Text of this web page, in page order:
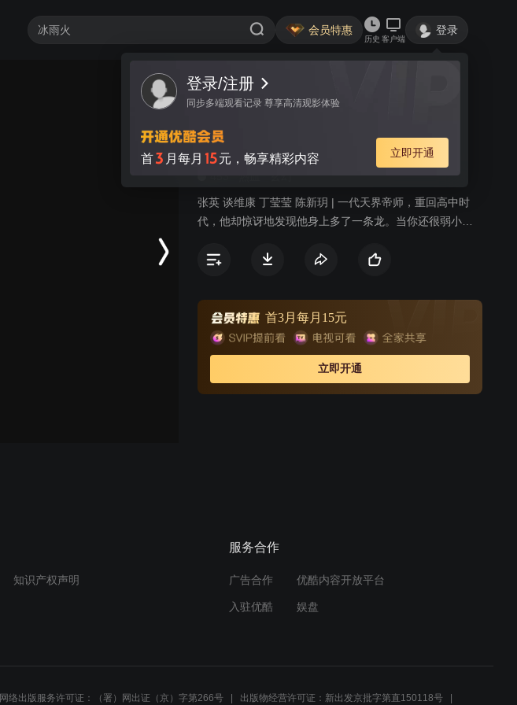
会员特惠
历史 客户端
登录
登录/注册
同步多端观看记录 尊享高清观影体验
首3 月每月 15元，畅享精彩内容 立即开通
视频 讨论
重生归来：直接无敌 简介
玄幻
张英 谈维康 丁莹莹 陈新玥 | 一代天界帝师，重回高中时
代，他却惊讶地发现他身上多了一条龙。当你还很弱小
从了，但这一世，风流帝师纵横都市，覆手翻云，心中执
首3月每月15元
立即开通
知识产权声明
服务合作
广告合作 优酷内容开放平台
入驻优酷 娱盘
网络出版服务许可证：（署）网出证（京）字第266号 出版物经营许可证：新出发京批字第直150118号